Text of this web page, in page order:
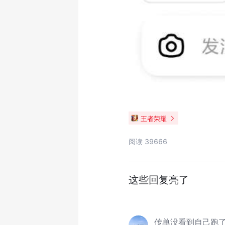
王者荣耀
阅读 39666
这些回复亮了
传单没看到自己跑